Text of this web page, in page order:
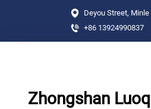
Deyou Street,
+86 13924990837
Zhongshan